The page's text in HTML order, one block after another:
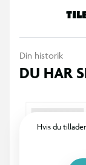
legetøjsbil
baner sælges
Din historik
DU HAR
Hvis du